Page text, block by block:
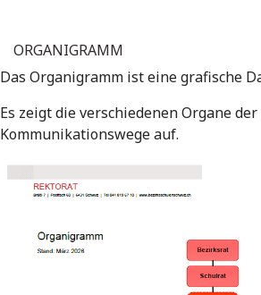
ORGANIGRAMM
Das Organigramm ist eine grafische
Es zeigt die verschiedenen Organe
Kommunikationswege auf.